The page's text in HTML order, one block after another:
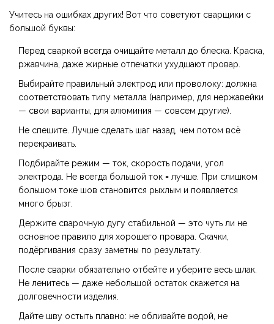
Учитесь на ошибках других! Вот что советуют сварщики с
большой буквы:
Перед сваркой всегда очищайте металл до блеска. Краска,
ржавчина, даже жирные отпечатки ухудшают провар.
Выбирайте правильный электрод или проволоку: должна
соответствовать типу металла (например, для нержавейки
— свои варианты, для алюминия — совсем другие).
Не спешите. Лучше сделать шаг назад, чем потом всё
перекраивать.
Подбирайте режим — ток, скорость подачи, угол
электрода. Не всегда большой ток = лучше. При слишком
большом токе шов становится рыхлым и появляется
много брызг.
Держите сварочную дугу стабильной — это чуть ли не
основное правило для хорошего провара. Скачки,
подёргивания сразу заметны по результату.
После сварки обязательно отбейте и уберите весь шлак.
Не ленитесь — даже небольшой остаток скажется на
долговечности изделия.
Дайте шву остыть плавно: не обливайте водой, не